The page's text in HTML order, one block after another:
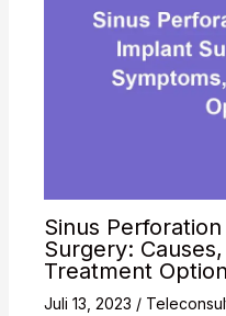
Sinus
Surgery:
Treatment
Juli 13, 2023 /